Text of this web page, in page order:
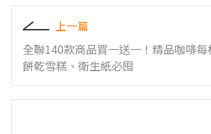
上一篇
全聯140款商品買一送一！精品咖啡
餅乾雪糕、衛生紙必囤